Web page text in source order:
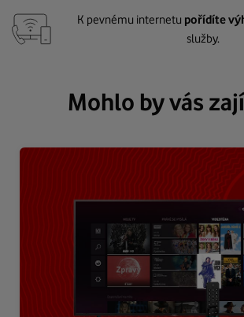
K pevnému internetu pořídíte
služby.
Mohlo by vás